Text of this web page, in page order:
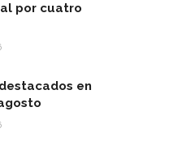
por cuatro
en